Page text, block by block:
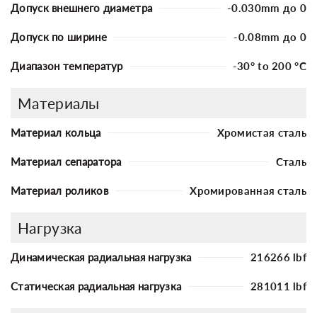
Допуск внешнего диаметра -0.030mm до 0
Допуск по ширине -0.08mm до 0
Диапазон температур -30° to 200 °C
Материалы
Материал кольца Хромистая сталь
Материал сепаратора Сталь
Материал роликов Хромированная сталь
Нагрузка
Динамическая радиальная нагрузка 216266 lbf
Статическая радиальная нагрузка 281011 lbf